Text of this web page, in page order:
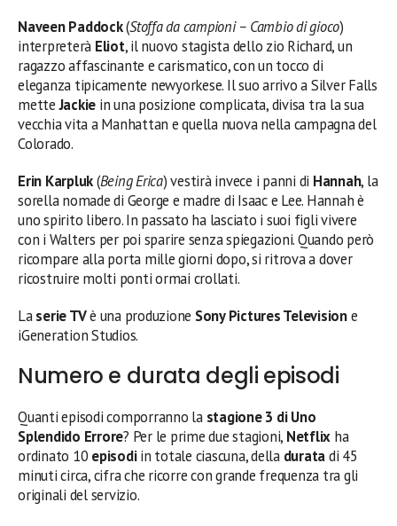
Naveen Paddock(Stoffa da campioni – Cambio di gioco)
interpreterà Eliot, il nuovo stagista dello zio Richard, un
ragazzo affascinante e carismatico, con un tocco di
eleganza tipicamente newyorkese. Il suo arrivo a Silver Falls
metteJackie in una posizione complicata, divisa tra la sua
vecchia vita a Manhattan e quella nuova nella campagna del
Colorado.
Erin Karpluk(Being Erica) vestirà invece i panni di Hannah, la
sorella nomade di George e madre di Isaac e Lee. Hannah è
uno spirito libero. In passato ha lasciato i suoi figli vivere
con i Walters per poi sparire senza spiegazioni. Quando però
ricompare alla porta mille giorni dopo, si ritrova a dover
ricostruire molti ponti ormai crollati.
Laserie TVè una produzione Sony Pictures Televisione
iGeneration Studios.
Numero e durata degli episodi
Quanti episodi comporranno la stagione 3 di Uno
Splendido Errore? Per le prime due stagioni, Netflix ha
ordinato 10 episodiin totale ciascuna, della duratadi 45
minuti circa, cifra che ricorre con grande frequenza tra gli
originali del servizio.